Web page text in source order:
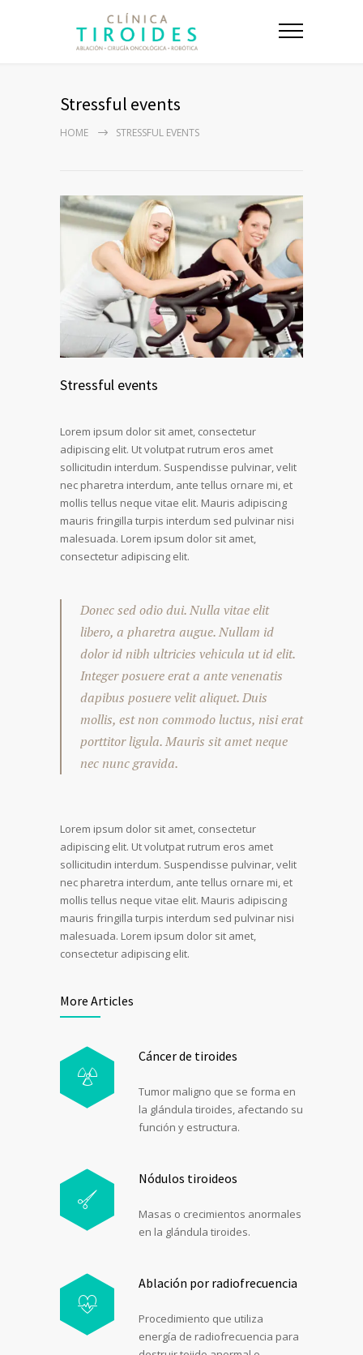
Stressful events
HOME STRESSFUL EVENTS
Stressful events
Lorem ipsum dolor sit amet, consectetur
adipiscing elit. Ut volutpat rutrum eros amet
sollicitudin interdum. Suspendisse pulvinar, velit
nec pharetra interdum, ante tellus ornare mi, et
mollis tellus neque vitae elit. Mauris adipiscing
mauris fringilla turpis interdum sed pulvinar nisi
malesuada. Lorem ipsum dolor sit amet,
consectetur adipiscing elit.
Donec sed odio dui. Nulla vitae elit
libero, a pharetra augue. Nullam id
dolor id nibh ultricies vehicula ut id elit.
Integer posuere erat a ante venenatis
dapibus posuere velit aliquet. Duis
mollis, est non commodo luctus, nisi erat
porttitor ligula. Mauris sit amet neque
nec nunc gravida.
Lorem ipsum dolor sit amet, consectetur
adipiscing elit. Ut volutpat rutrum eros amet
sollicitudin interdum. Suspendisse pulvinar, velit
nec pharetra interdum, ante tellus ornare mi, et
mollis tellus neque vitae elit. Mauris adipiscing
mauris fringilla turpis interdum sed pulvinar nisi
malesuada. Lorem ipsum dolor sit amet,
consectetur adipiscing elit.
More Articles
Cáncer de tiroides
Tumor maligno que se forma en
la glándula tiroides, afectando su
función y estructura.
Nódulos tiroideos
Masas o crecimientos anormales
en la glándula tiroides.
Ablación por radiofrecuencia
Procedimiento que utiliza
energía de radiofrecuencia para